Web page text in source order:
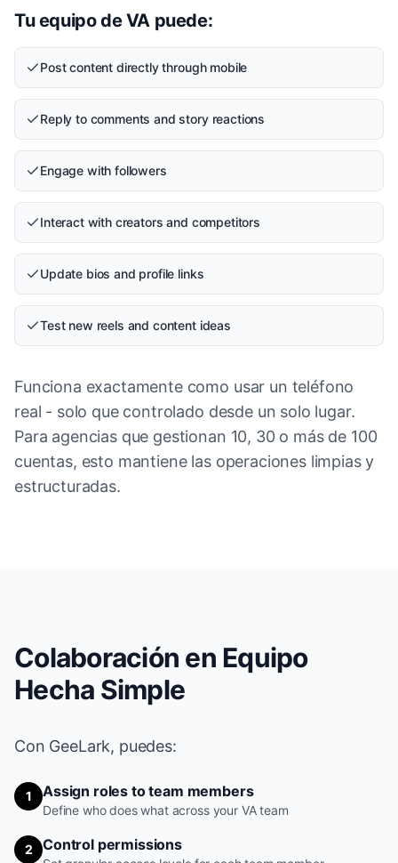
Tu equipo de VA puede:
Post content directly through mobile
Reply to comments and story reactions
Engage with followers
Interact with creators and competitors
Update bios and profile links
Test new reels and content ideas
Funciona exactamente como usar un teléfono
real - solo que controlado desde un solo lugar.
Para agencias que gestionan 10, 30 o más de 100
cuentas, esto mantiene las operaciones limpias y
estructuradas.
Colaboración en Equipo
Hecha Simple
Con GeeLark, puedes:
1 Assign roles to team members
Define who does what across your VA team
2 Control permissions